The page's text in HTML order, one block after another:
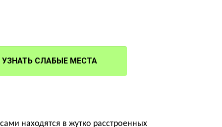
УЗНАТЬ СЛАБЫЕ МЕСТА
находятся в жутко расстроенных